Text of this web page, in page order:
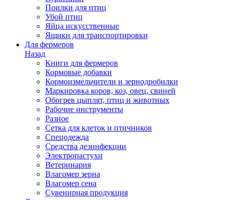
Поилки для птиц
Убой птиц
Яйца искусственные
Ящики для транспортировки
Для фермеров
Назад
Книги для фермеров
Кормовые добавки
Кормоизмельчители и зернодробилки
Маркировка коров, коз, овец, свиней
Обогрев цыплят, птиц и животных
Рабочие инструменты
Разное
Сетка для клеток и птичников
Спецодежда
Средства дезинфекции
Электропастухи
Ветеринария
Влагомер зерна
Влагомер сена
Сувенирная продукция